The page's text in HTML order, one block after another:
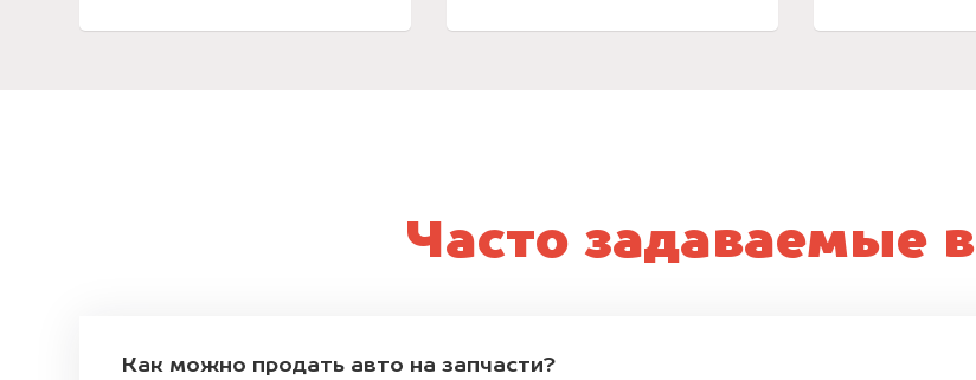
Часто задаваемые
Как можно продать авто на запчасти?